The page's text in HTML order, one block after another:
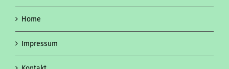
Home
Impressum